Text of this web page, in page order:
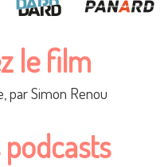
le film
par Simon Renou